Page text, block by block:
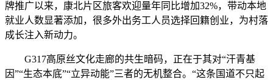
牌推广以来，康北片区旅客欢迎量年同比增加32%，带动本地
就业人数显著添加，很多外出务工人员选择回籍创业，为村落
成长注入新动力。
G317高原丝文化走廊的共生暗码，正在于其对“汗青基
因”“生态本底”“立异动能”三者的无机整合。“这条国道不只起